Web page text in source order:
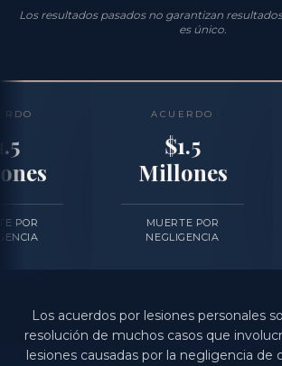
Los resultados pasados no garantizan
es único.
Millones
Los acuerdos por lesiones personales
resolución de muchos casos que
lesiones causadas por la negligencia de